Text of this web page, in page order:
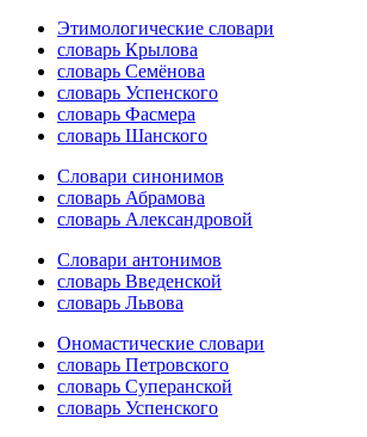
Этимологические словари
словарь Крылова
словарь Семёнова
словарь Успенского
словарь Фасмера
словарь Шанского
Словари синонимов
словарь Абрамова
словарь Александровой
Словари антонимов
словарь Введенской
словарь Львова
Ономастические словари
словарь Петровского
словарь Суперанской
словарь Успенского